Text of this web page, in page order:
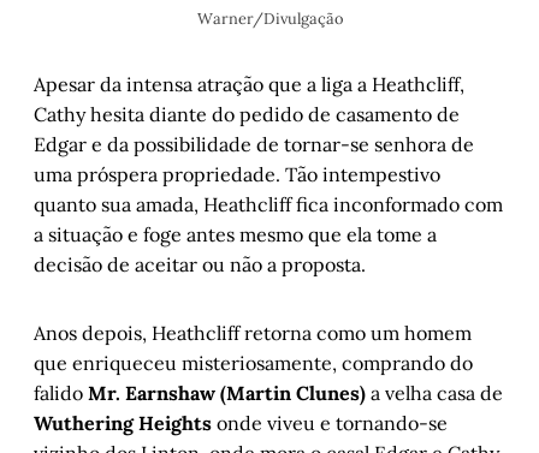
Warner/Divulgação
Apesar da intensa atração que a liga a Heathcliff,
Cathy hesita diante do pedido de casamento de
Edgar e da possibilidade de tornar-se senhora de
uma próspera propriedade. Tão intempestivo
quanto sua amada, Heathcliff fica inconformado com
a situação e foge antes mesmo que ela tome a
decisão de aceitar ou não a proposta.
Anos depois, Heathcliff retorna como um homem
que enriqueceu misteriosamente, comprando do
falido Mr. Earnshaw (Martin Clunes) a velha casa de
Wuthering Heights onde viveu e tornando-se